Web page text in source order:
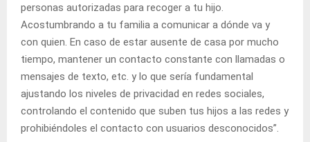
personas autorizadas para recoger a tu hijo.
Acostumbrando a tu familia a comunicar a dónde va y
con quien. En caso de estar ausente de casa por mucho
tiempo, mantener un contacto constante con llamadas o
mensajes de texto, etc. y lo que sería fundamental
ajustando los niveles de privacidad en redes sociales,
controlando el contenido que suben tus hijos a las redes y
prohibiéndoles el contacto con usuarios desconocidos”.